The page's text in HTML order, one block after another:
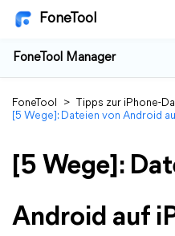
FoneTool
FoneTool Manager
FoneTool > Tipps zur iPhone-
[5 Wege]: Dateien von Android
[5 Wege]:
Android auf